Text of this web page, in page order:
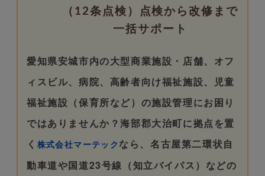
（12条点検）点検から改修まで
一括サポート
愛知県安城市内の大型商業施設・店舗、オフ
ィスビル、病院、高齢者向け福祉施設、児童
福祉施設（保育所など）の施設管理にお困り
ではありませんか？海部郡大治町に拠点を置
く 株式会社マーテック なら、名古屋第二環状自
動車道や国道23号線（知立バイパス）などの